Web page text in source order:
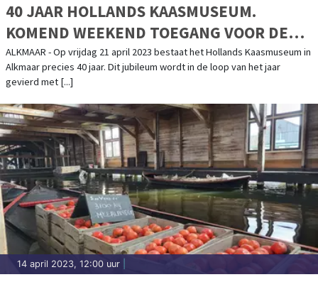
40 JAAR HOLLANDS KAASMUSEUM.
KOMEND WEEKEND TOEGANG VOOR DE
PRIJZEN VAN 1983
ALKMAAR - Op vrijdag 21 april 2023 bestaat het Hollands Kaasmuseum in
Alkmaar precies 40 jaar. Dit jubileum wordt in de loop van het jaar
gevierd met [...]
14 april 2023, 12:00 uur